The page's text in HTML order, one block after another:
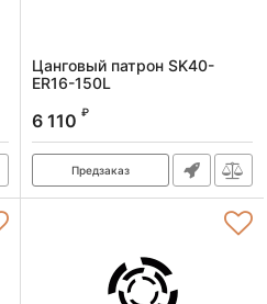
Цанговый патрон SK40-
ER16-150L
Артикул:
6 110 ₽
Предзаказ